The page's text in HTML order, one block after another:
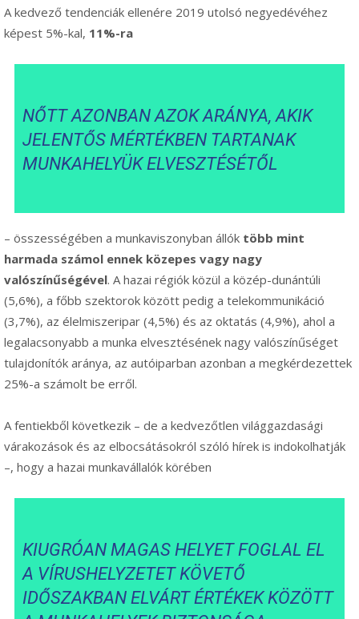
A kedvező tendenciák ellenére 2019 utolsó negyedévéhez
képest 5%-kal, 11%-ra
NŐTT AZONBAN AZOK ARÁNYA, AKIK
JELENTŐS MÉRTÉKBEN TARTANAK
MUNKAHELYÜK ELVESZTÉSÉTŐL
– összességében a munkaviszonyban állók több mint
harmada számol ennek közepes vagy nagy
valószínűségével. A hazai régiók közül a közép-dunántúli
(5,6%), a főbb szektorok között pedig a telekommunikáció
(3,7%), az élelmiszeripar (4,5%) és az oktatás (4,9%), ahol a
legalacsonyabb a munka elvesztésének nagy valószínűséget
tulajdonítók aránya, az autóiparban azonban a megkérdezettek
25%-a számolt be erről.
A fentiekből következik – de a kedvezőtlen világgazdasági
várakozások és az elbocsátásokról szóló hírek is indokolhatják
–, hogy a hazai munkavállalók körében
KIUGRÓAN MAGAS HELYET FOGLAL EL
A VÍRUSHELYZETET KÖVETŐ
IDŐSZAKBAN ELVÁRT ÉRTÉKEK KÖZÖTT